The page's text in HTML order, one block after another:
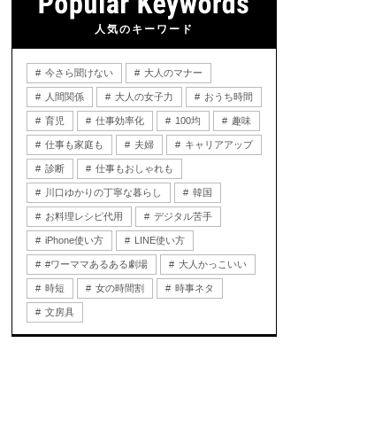
人気のキーワード
今さら聞けない 大人のマナー
人間関係 大人の女子力 おうち時間
育児 仕事効率化 100均 趣味
仕事も家庭も 夫婦 キャリアアップ
診断 仕事もおしゃれも
川口ゆかりの丁寧な暮らし 韓国
お料理レシピ代用 デジタル苦手
iPhone使い方 LINE使い方
#ワーママあるある劇場 大人かっこいい
時短 女の時間割 時事ネタ
文房具